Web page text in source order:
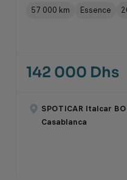
57 000 km Essence
142 000 Dhs
SPOTICAR Italcar
Casablanca